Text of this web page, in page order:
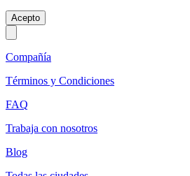
Acepto
Compañía
Términos y Condiciones
FAQ
Trabaja con nosotros
Blog